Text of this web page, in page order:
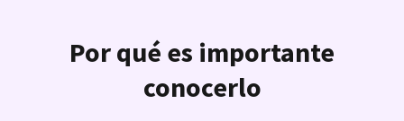
Por qué es importante
conocerlo